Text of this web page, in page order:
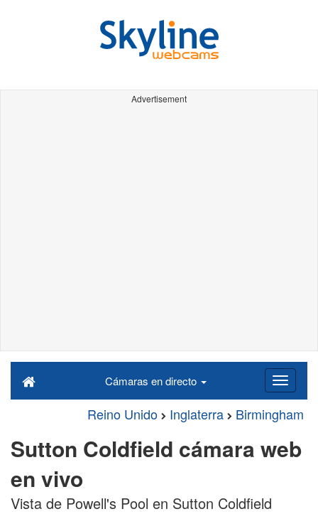
Advertisement
Cámaras en directo
Reino Unido Inglaterra Birmingham
Sutton Coldfield cámara web
en vivo
Vista de Powell's Pool en Sutton Coldfield